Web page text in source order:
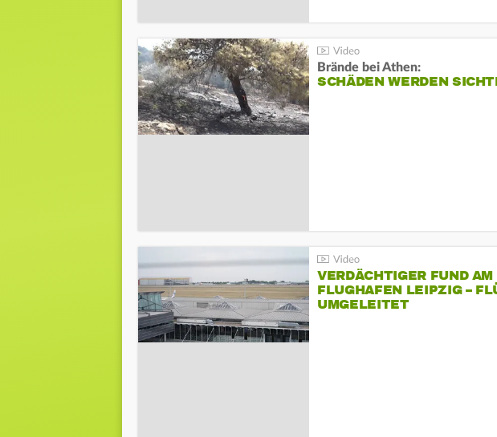
Brände bei Athen:
SCHÄDEN WERDEN
VERDÄCHTIGER FUND AM
FLUGHAFEN LEIPZIG –
UMGELEITET